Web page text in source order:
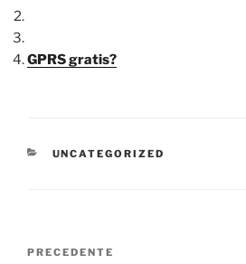
GPRS gratis?
CATEGORIE
UNCATEGORIZED
Navigazione
Articolo
PRECEDENTE